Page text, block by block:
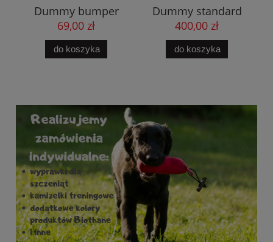
Dummy bumper
pomarańczowy S
69,00 zł
do koszyka
Dummy standard
500g z nadrukiem 1-
10
400,00 zł
do koszyka